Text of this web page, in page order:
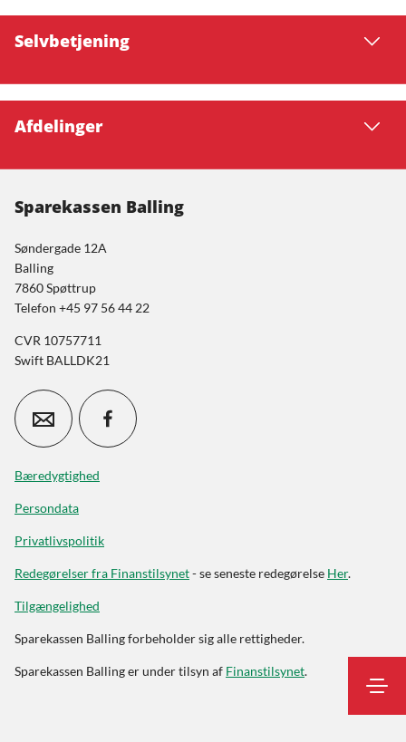
Selvbetjening
Afdelinger
Sparekassen Balling
Søndergade 12A
Balling
7860 Spøttrup
Telefon +45 97 56 44 22
CVR 10757711
Swift BALLDK21
Bæredygtighed
Persondata
Privatlivspolitik
Redegørelser fra Finanstilsynet- se seneste redegørelse Her.
Tilgængelighed
Sparekassen Balling forbeholder sig alle rettigheder.
Sparekassen Balling er under tilsyn af Finanstilsynet.